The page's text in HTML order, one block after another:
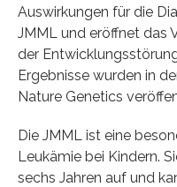
Auswirkungen für die
JMML und eröffnet das
der
Ergebnisse wurden in
Nature Genetics
Die JMML ist eine
Leukämie bei Kindern.
sechs Jahren auf und